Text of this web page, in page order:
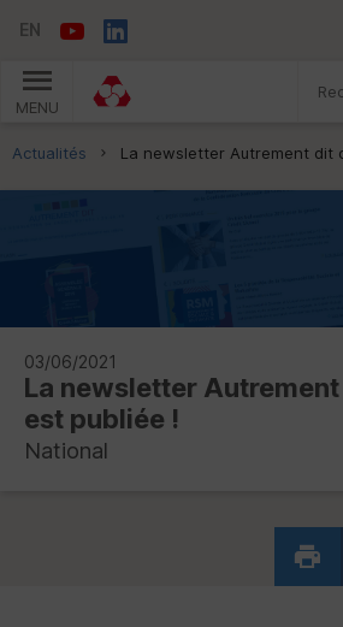
EN
MENU
Vous êtes ici:
Actualités La newsletter Autrement dit
03/06/2021
La newsletter
est publiée !
National